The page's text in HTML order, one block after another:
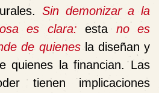
Sin demonizar a la
es clara:esta no es
de quienesla diseñan y
quienes la financian. Las
tienen implicaciones